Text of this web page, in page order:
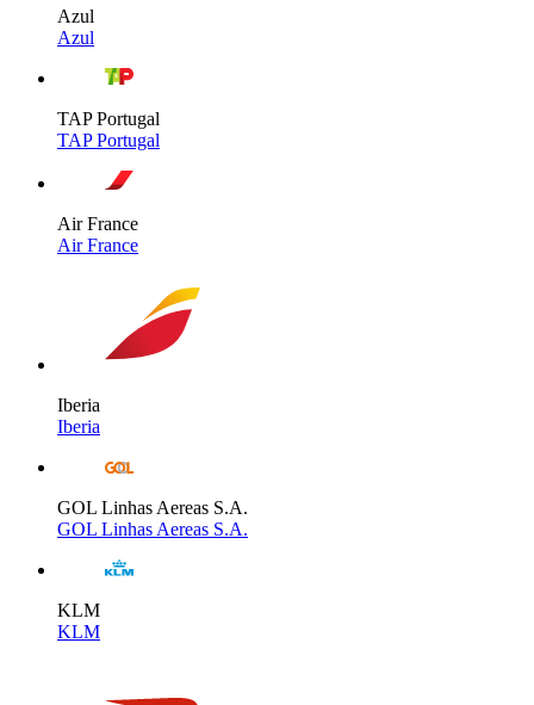
Azul
Azul
TAP Portugal
TAP Portugal
Air France
Air France
Iberia
Iberia
GOL Linhas Aereas S.A.
GOL Linhas Aereas S.A.
KLM
KLM